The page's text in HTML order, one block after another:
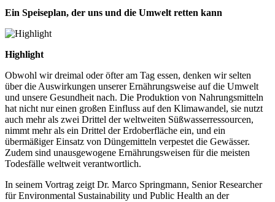
Ein Speiseplan, der uns und die Umwelt retten kann
Highlight
Obwohl wir dreimal oder öfter am Tag essen, denken wir selten
über die Auswirkungen unserer Ernährungsweise auf die Umwelt
und unsere Gesundheit nach. Die Produktion von Nahrungsmitteln
hat nicht nur einen großen Einfluss auf den Klimawandel, sie nutzt
auch mehr als zwei Drittel der weltweiten Süßwasserressourcen,
nimmt mehr als ein Drittel der Erdoberfläche ein, und ein
übermäßiger Einsatz von Düngemitteln verpestet die Gewässer.
Zudem sind unausgewogene Ernährungsweisen für die meisten
Todesfälle weltweit verantwortlich.
In seinem Vortrag zeigt Dr. Marco Springmann, Senior Researcher
für Environmental Sustainability und Public Health an der